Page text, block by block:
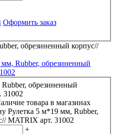
Оформить заказ
Rubber, обрезиненный
товара в магазинах
Рулетка 5 м*19 мм, Rubber,
MATRIX арт. 31002
+